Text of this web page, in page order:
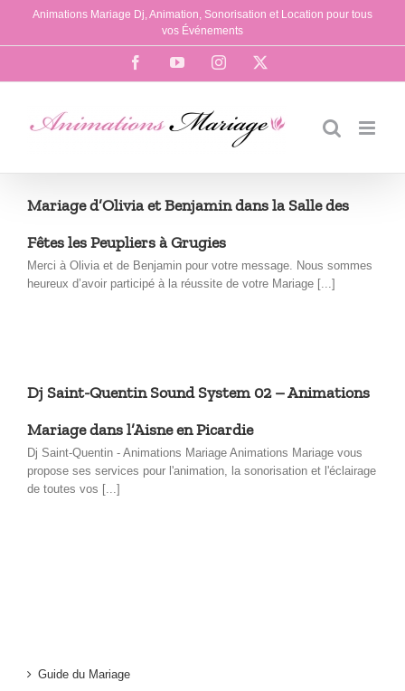
Passer
contenu
Animations Mariage Dj, Animation, Sonorisation et Location pour tous
vos Événements
FacebookYouTubeInstagram
Mariage d’Olivia et Benjamin dans la Salle des
Fêtes les Peupliers à Grugies
Merci à Olivia et de Benjamin pour votre message. Nous sommes
heureux d’avoir participé à la réussite de votre Mariage [...]
Dj Saint-Quentin Sound System 02 – Animations
Mariage dans l’Aisne en Picardie
Dj Saint-Quentin - Animations Mariage Animations Mariage vous
propose ses services pour l'animation, la sonorisation et l'éclairage
de toutes vos [...]
Guide du Mariage